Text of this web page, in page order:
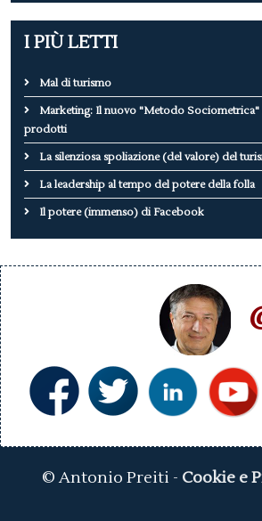
I PIÙ LETTI
Mal di turismo
Marketing: Il nuovo "Metodo Sociometrica"
prodotti
La silenziosa spoliazione (del valore) del
La leadership al tempo del potere della folla
Il potere (immenso) di Facebook
© Antonio Preiti - Cookie e